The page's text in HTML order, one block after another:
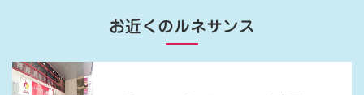
お近くのルネサンス